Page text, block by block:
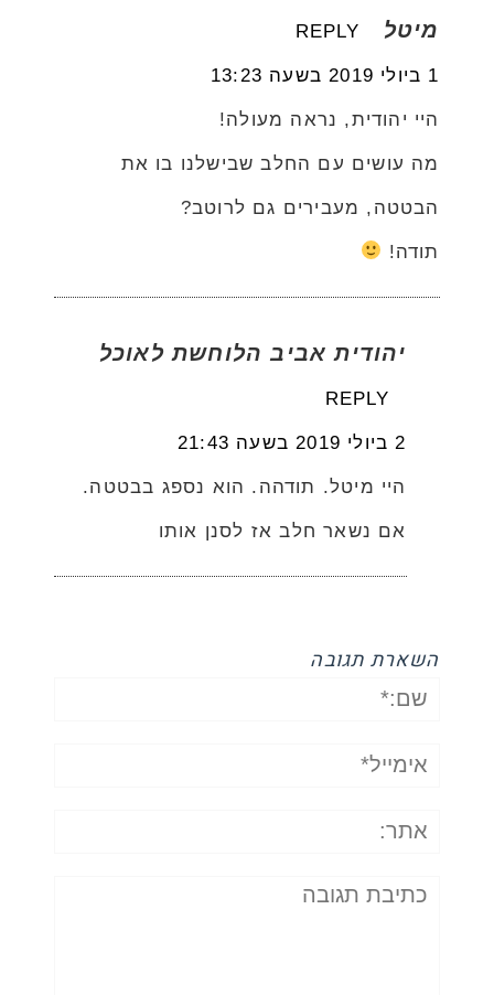
מיטל REPLY
1 ביולי 2019 בשעה 13:23
היי יהודית, נראה מעולה!
מה עושים עם החלב שבישלנו בו את
הבטטה, מעבירים גם לרוטב?
תודה!
יהודית אביב הלוחשת לאוכל
REPLY
2 ביולי 2019 בשעה 21:43
היי מיטל. תודהה. הוא נספג בבטטה.
אם נשאר חלב אז לסנן אותו
השארת תגובה
שם:*
אימייל*
אתר:
תגובה